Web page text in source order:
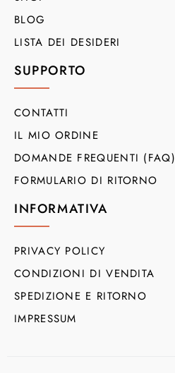
BLOG
LISTA DEI DESIDERI
SUPPORTO
CONTATTI
IL MIO ORDINE
DOMANDE FREQUENTI (FAQ)
FORMULARIO DI RITORNO
INFORMATIVA
PRIVACY POLICY
CONDIZIONI DI VENDITA
SPEDIZIONE E RITORNO
IMPRESSUM